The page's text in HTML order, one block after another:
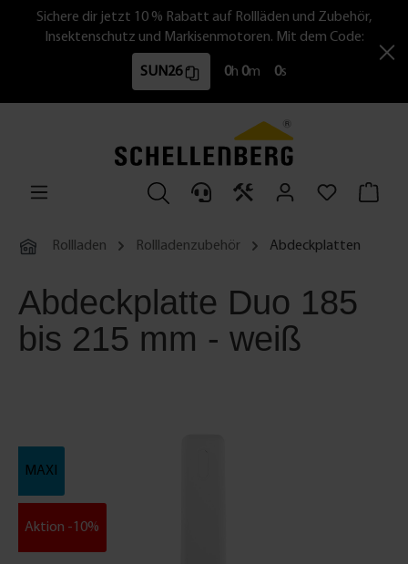
Sichere dir jetzt 10 % Rabatt auf Rollläden und Zubehör,
Insektenschutz und Markisenmotoren. Mit dem Code:
SUN26 0h 0m 0s
Rollladen Rollladenzubehör Abdeckplatten
Abdeckplatte Duo 185
bis 215 mm - weiß
MAXI
Aktion -10%